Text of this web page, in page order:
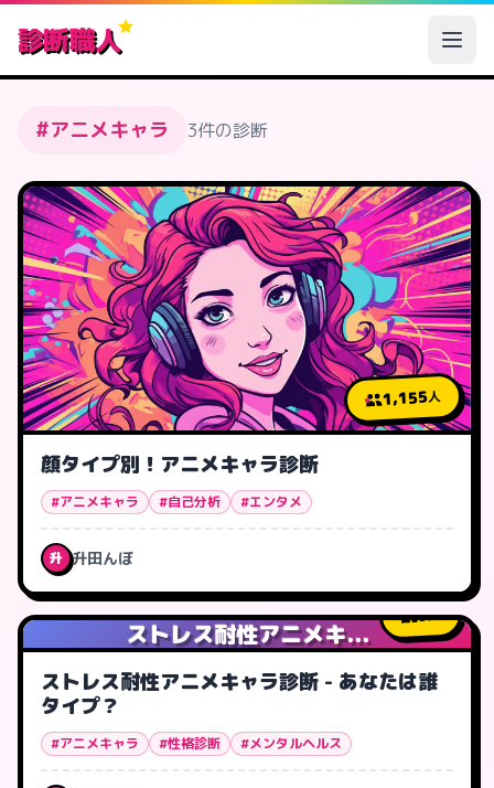
診断職人
#アニメキャラ 3件の診断
1,155人
顔タイプ別！アニメキャラ診断
#アニメキャラ #自己分析 #エンタメ
升 升田んぼ
ストレス耐性アニメキ...
9人
ストレス耐性アニメキャラ診断 - あなたは誰
タイプ？
#アニメキャラ #性格診断 #メンタルヘルス